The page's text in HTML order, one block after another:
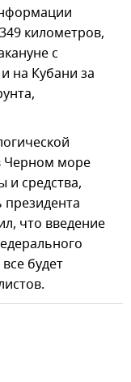
километров,
с
на Кубани за
Черном море
и средства,
президента
что введение
будет